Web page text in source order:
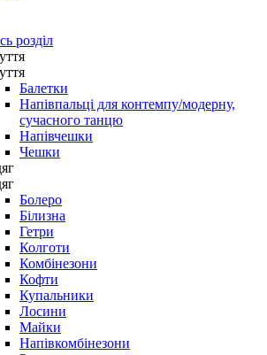
розділ
Балетки
Напівпальці для контемпу/модерну,
сучасного танцю
Напівчешки
Чешки
Болеро
Білизна
Гетри
Колготи
Комбінезони
Кофти
Купальники
Лосини
Майки
Напівкомбінезони